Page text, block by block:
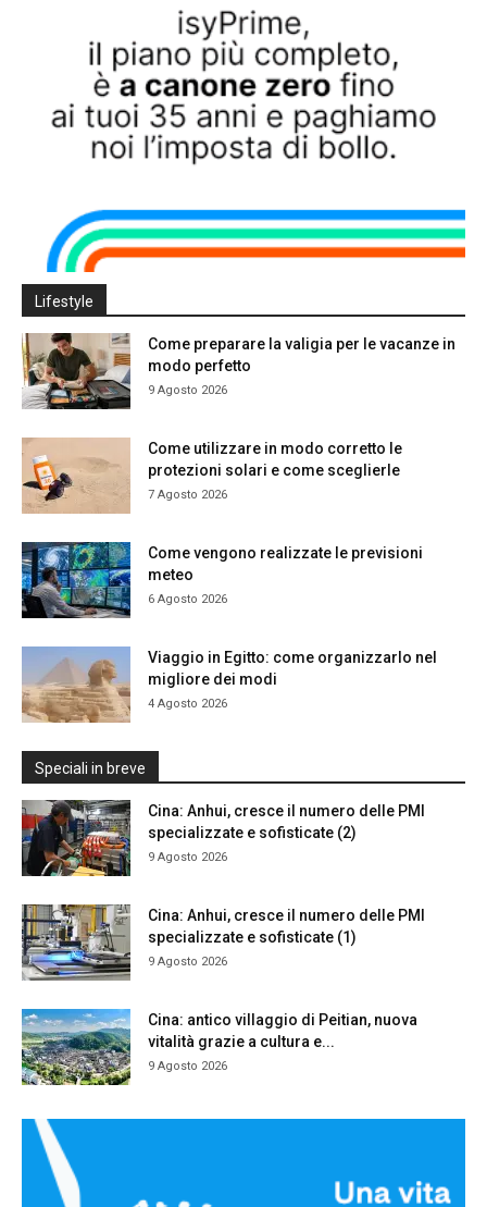
Lifestyle
Come preparare la valigia per le vacanze in
modo perfetto
9 Agosto 2026
Come utilizzare in modo corretto le
protezioni solari e come sceglierle
7 Agosto 2026
Come vengono realizzate le previsioni
meteo
6 Agosto 2026
Viaggio in Egitto: come organizzarlo nel
migliore dei modi
4 Agosto 2026
Speciali in breve
Cina: Anhui, cresce il numero delle PMI
specializzate e sofisticate (2)
9 Agosto 2026
Cina: Anhui, cresce il numero delle PMI
specializzate e sofisticate (1)
9 Agosto 2026
Cina: antico villaggio di Peitian, nuova
vitalità grazie a cultura e...
9 Agosto 2026